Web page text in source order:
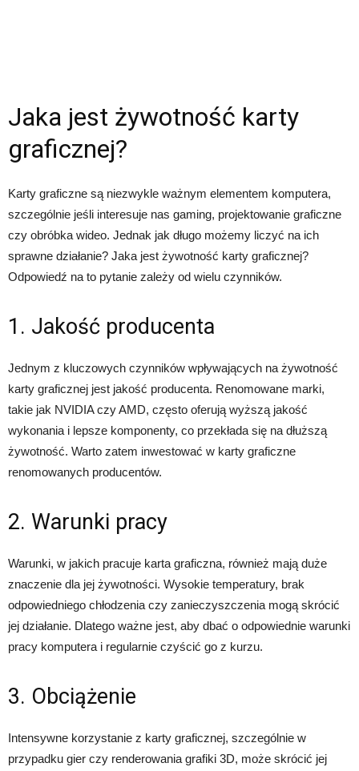
Jaka jest żywotność karty
graficznej?
Karty graficzne są niezwykle ważnym elementem komputera,
szczególnie jeśli interesuje nas gaming, projektowanie graficzne
czy obróbka wideo. Jednak jak długo możemy liczyć na ich
sprawne działanie? Jaka jest żywotność karty graficznej?
Odpowiedź na to pytanie zależy od wielu czynników.
1. Jakość producenta
Jednym z kluczowych czynników wpływających na żywotność
karty graficznej jest jakość producenta. Renomowane marki,
takie jak NVIDIA czy AMD, często oferują wyższą jakość
wykonania i lepsze komponenty, co przekłada się na dłuższą
żywotność. Warto zatem inwestować w karty graficzne
renomowanych producentów.
2. Warunki pracy
Warunki, w jakich pracuje karta graficzna, również mają duże
znaczenie dla jej żywotności. Wysokie temperatury, brak
odpowiedniego chłodzenia czy zanieczyszczenia mogą skrócić
jej działanie. Dlatego ważne jest, aby dbać o odpowiednie warunki
pracy komputera i regularnie czyścić go z kurzu.
3. Obciążenie
Intensywne korzystanie z karty graficznej, szczególnie w
przypadku gier czy renderowania grafiki 3D, może skrócić jej